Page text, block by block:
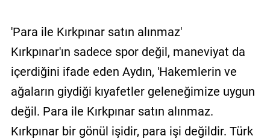
'Para ile Kırkpınar satın alınmaz'
Kırkpınar'ın sadece spor değil, maneviyat da
içerdiğini ifade eden Aydın, 'Hakemlerin ve
ağaların giydiği kıyafetler geleneğimize uygun
değil. Para ile Kırkpınar satın alınmaz.
Kırkpınar bir gönül işidir, para işi değildir. Türk